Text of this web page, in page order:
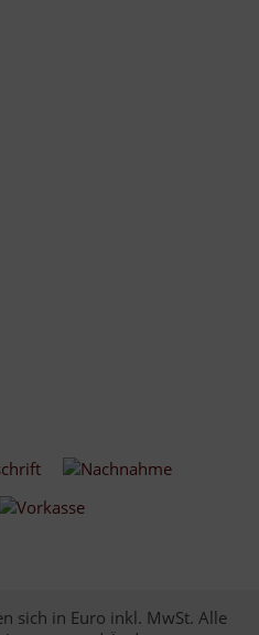
sich in Euro inkl. MwSt. Alle